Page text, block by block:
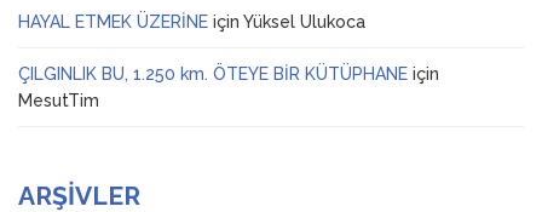
HAYAL ETMEK ÜZERİNE için Yüksel Ulukoca
ÇILGINLIK BU, 1.250 km. ÖTEYE BİR KÜTÜPHANE için
MesutTim
ARŞIVLER